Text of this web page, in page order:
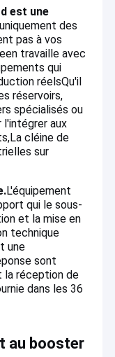
est une
des
pas à vos
travaille avec
qui
réelsQu'il
réservoirs,
spécialisés ou
l'intégrer aux
cléine de
sur
L'équipement
qui le sous-
et la mise en
technique
une
sont
la réception de
dans les 36
au booster